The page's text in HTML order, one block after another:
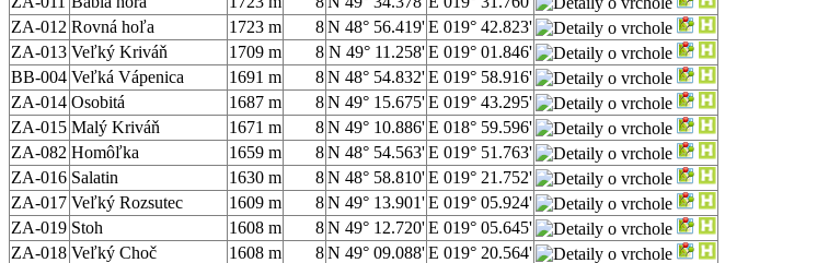
ZA-012 Rovná hoľa 1723 m 8N 48° 56.419'E 019° 42.823'
ZA-013 Veľký Kriváň 1709 m 8 N 49° 11.258'E 019° 01.846'
BB-004 Veľká Vápenica 1691 m 8N 48° 54.832'E 019° 58.916'
ZA-014 Osobitá 1687 m 8N 49° 15.675'E 019° 43.295'
ZA-015 Malý Kriváň 1671 m 8N 49° 10.886'E 018° 59.596'
ZA-082 Homôľka 1659 m 8N 48° 54.563'E 019° 51.763'
ZA-016 Salatin 1630 m 8N 48° 58.810'E 019° 21.752'
ZA-017 Veľký Rozsutec 1609 m 8N 49° 13.901'E 019° 05.924'
ZA-019 Stoh 1608 m 8N 49° 12.720'E 019° 05.645'
ZA-018 Veľký Choč 1608 m 8N 49° 09.088'E 019° 20.564'